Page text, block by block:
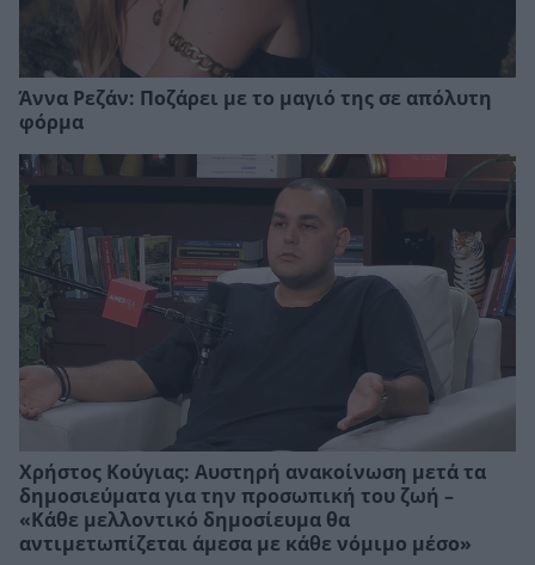
Άννα Ρεζάν: Ποζάρει με το μαγιό της σε απόλυτη
φόρμα
Χρήστος Κούγιας: Αυστηρή ανακοίνωση μετά τα
δημοσιεύματα για την προσωπική του ζωή –
«Κάθε μελλοντικό δημοσίευμα θα
αντιμετωπίζεται άμεσα με κάθε νόμιμο μέσο»